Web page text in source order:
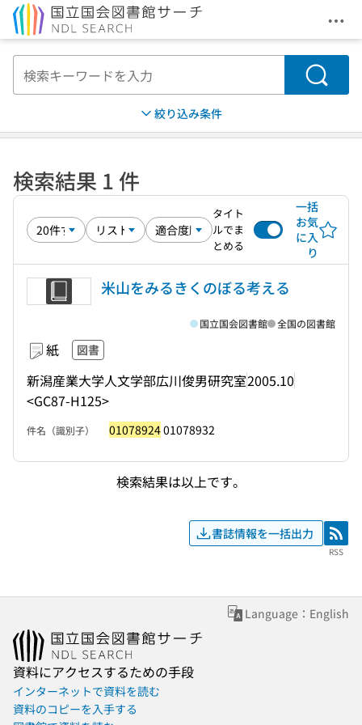
メ
検索
絞り込み条件
検索結果 1 件
タイト
ルでま
とめる
一括
お気
に入
り
米山をみるきくのぼる考える
紙 図書
新潟産業大学人文学部広川俊男研究室2005.10
<GC87-H125>
国立国会図書館 全国の図書館
件名（識別子） 0107892401078932
検索結果は以上です。
書誌情報を一括出力 RSS
RSS
Language：English
資料にアクセスするための手段
インターネットで資料を読む
資料のコピーを入手する